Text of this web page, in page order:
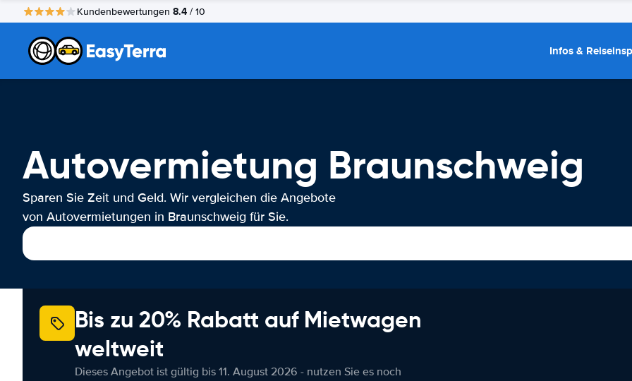
Kundenbewertungen 8.4 / 10
Infos &
Autovermietung Braunschweig
Sparen Sie Zeit und Geld. Wir vergleichen die Angebote
von Autovermietungen in Braunschweig für Sie.
Bis zu 20% Rabatt auf Mietwagen
weltweit
Dieses Angebot ist gültig bis 11. August 2026 - nutzen Sie es noch